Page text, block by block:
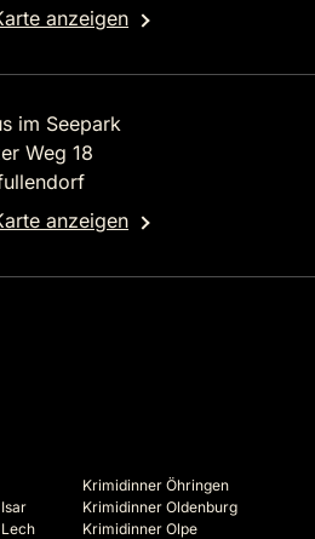
anzeigen
im Seepark
Weg 18
anzeigen
Krimidinner Öhringen
Krimidinner Oldenburg
Krimidinner Olpe